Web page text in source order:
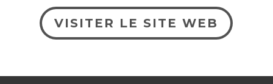
VISITER LE SITE WEB